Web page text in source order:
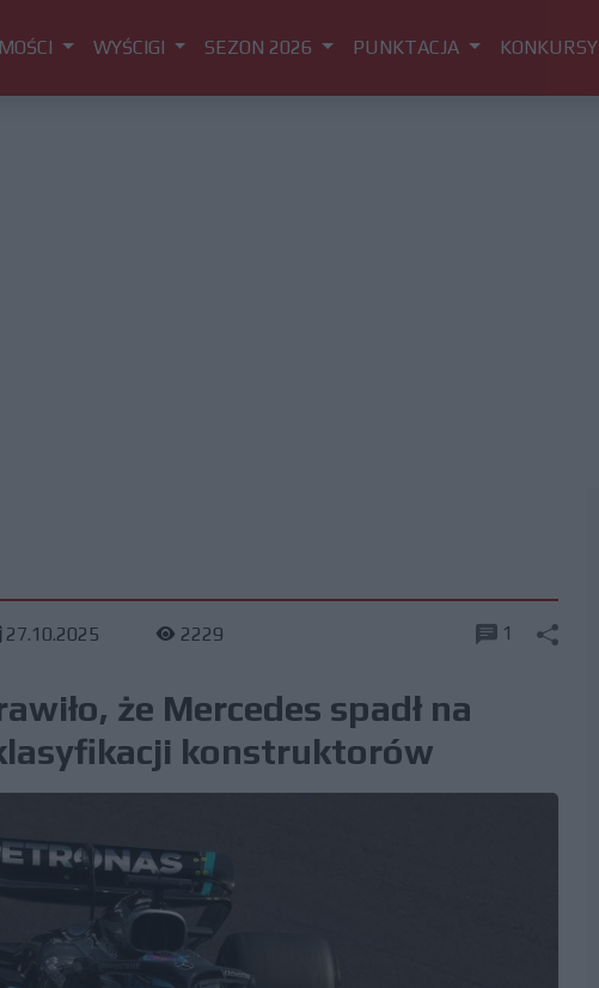
WYŚCIGI SEZON 2026 PUNKTACJA KONKURSY
27.10.2025 2229 1
że Mercedes spadł na
konstruktorów